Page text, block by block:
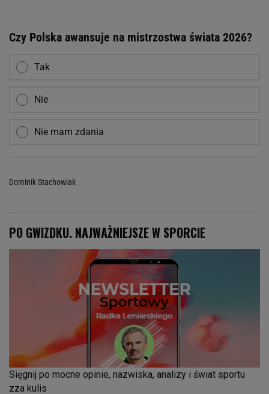
Czy Polska awansuje na mistrzostwa świata 2026?
Tak
Nie
Nie mam zdania
Dominik Stachowiak